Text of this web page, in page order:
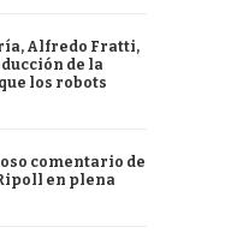
Alfredo Fratti,
de la
los robots
comentario de
en plena